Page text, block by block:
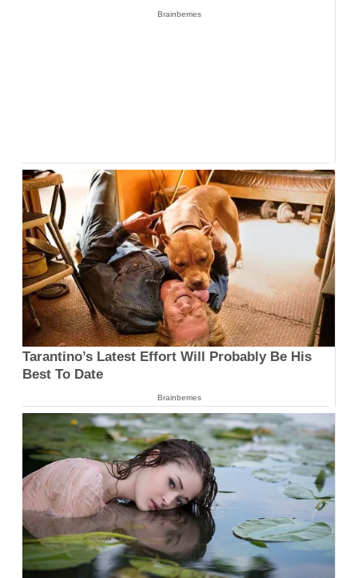
Brainberries
Tarantino’s Latest Effort Will Probably Be His
Best To Date
Brainberries